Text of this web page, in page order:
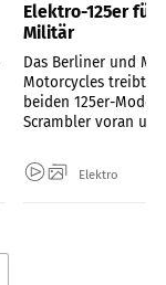
Elektro-125er für
Militär
Das Berliner und
Motorcycles treibt
beiden 125er-
Scrambler voran
Elektro